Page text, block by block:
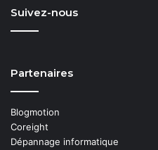
Suivez-nous
Partenaires
Blogmotion
Coreight
Dépannage informatique